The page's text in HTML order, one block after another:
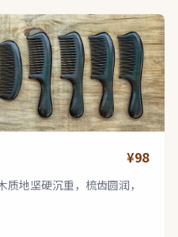
¥98
地坚硬沉重，梳齿圆润，